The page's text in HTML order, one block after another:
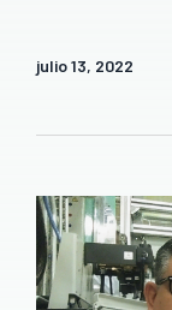
julio 13, 2022